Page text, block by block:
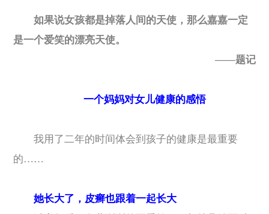
如果说女孩都是掉落人间的天使，那么嘉嘉一定
是一个爱笑的漂亮天使。
——题记
一个妈妈对女儿健康的感悟
我用了二年的时间体会到孩子的健康是最重要
的……
她长大了，皮癣也跟着一起长大